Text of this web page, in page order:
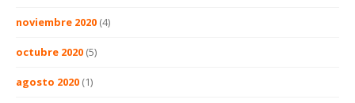
noviembre 2020 (4)
octubre 2020 (5)
agosto 2020 (1)